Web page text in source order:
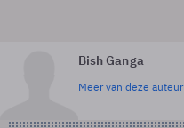
Bish Ganga
Meer van deze auteur